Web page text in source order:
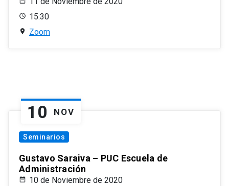
15:30
Zoom
10 NOV
Seminarios
Gustavo Saraiva – PUC Escuela de
Administración
10 de Noviembre de 2020